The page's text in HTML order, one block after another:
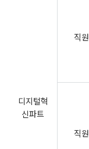
디지털혁
신파트
직원
직원